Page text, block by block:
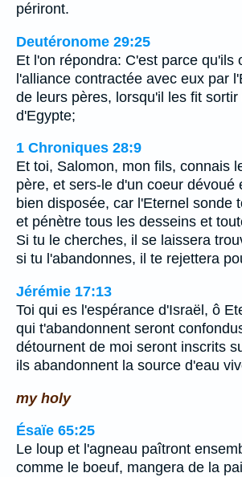
périront.
Deutéronome 29:25
Et l'on répondra: C'est parce qu'ils
l'alliance contractée avec eux par
de leurs pères, lorsqu'il les fit sortir
d'Egypte;
1 Chroniques 28:9
Et toi, Salomon, mon fils, connais
père, et sers-le d'un coeur dévoué
bien disposée, car l'Eternel sonde
et pénètre tous les desseins et
Si tu le cherches, il se laissera
si tu l'abandonnes, il te rejettera
Jérémie 17:13
Toi qui es l'espérance d'Israël, ô
qui t'abandonnent seront
détournent de moi seront inscrits
ils abandonnent la source d'eau
my holy
Ésaïe 65:25
Le loup et l'agneau paîtront
comme le boeuf, mangera de la